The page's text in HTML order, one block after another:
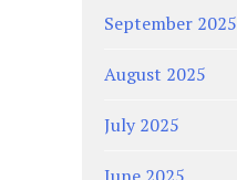
September 2025
August 2025
July 2025
June 2025